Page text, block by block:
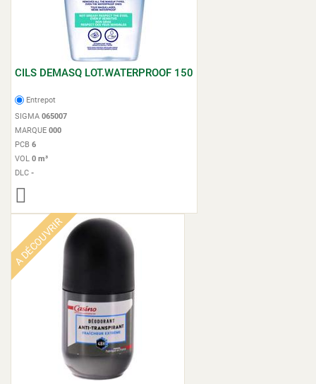
CILS DEMASQ LOT.WATERPROOF 150
Entrepot
SIGMA 065007
MARQUE 000
PCB 6
VOL 0 m³
DLC -
A DÉCOUVRIR